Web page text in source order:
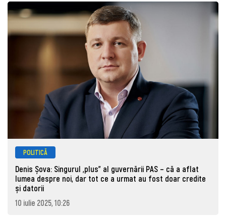
POLITICĂ
Denis Șova: Singurul „plus” al guvernării PAS – că a aflat
lumea despre noi, dar tot ce a urmat au fost doar credite
și datorii
10 iulie 2025, 10:26